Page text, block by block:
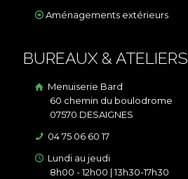
Aménagements extérieurs
BUREAUX & ATELIERS
Menuiserie Bard
60 chemin du boulodrome
07570 DESAIGNES
04 75 06 60 17
Lundi au jeudi
8h00 - 12h00 | 13h30-17h30